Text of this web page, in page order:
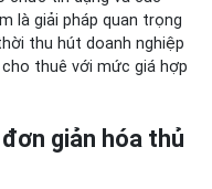
là giải pháp quan trọng
thu hút doanh nghiệp
thuê với mức giá hợp
giản hóa thủ